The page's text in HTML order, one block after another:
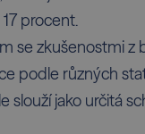
procent.
se zkušenostmi z
podle různých
slouží jako určitá